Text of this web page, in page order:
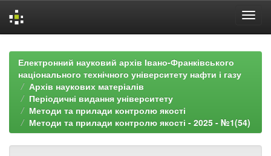
navigationЕлектронний науковий архів Івано-Франківського
національного технічного університету нафти і газу
Архів наукових матеріалів
Періодичні видання університету
Методи та прилади контролю якості
Методи та прилади контролю якості - 2025 - №1(54)